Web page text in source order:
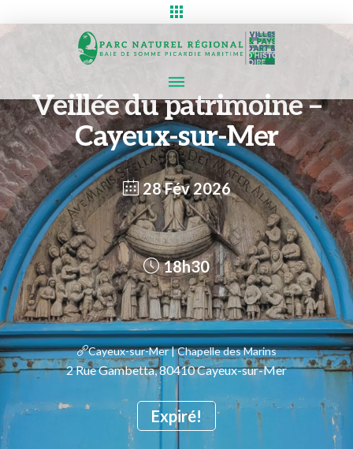
Veillée du patrimoine –
Cayeux-sur-Mer
28 Fév 2026
Expiré!
18h30
Cayeux-sur-Mer | Chapelle des Marins
2 Rue Gambetta, 80410 Cayeux-sur-Mer